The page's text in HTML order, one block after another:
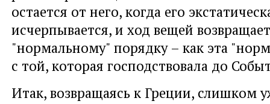
остается от него, когда его
исчерпывается, и ход вещей
"нормальному" порядку – как эта
с той, которая господствовала до
Итак, возвращаясь к Греции, слишком